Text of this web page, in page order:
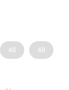
46 48